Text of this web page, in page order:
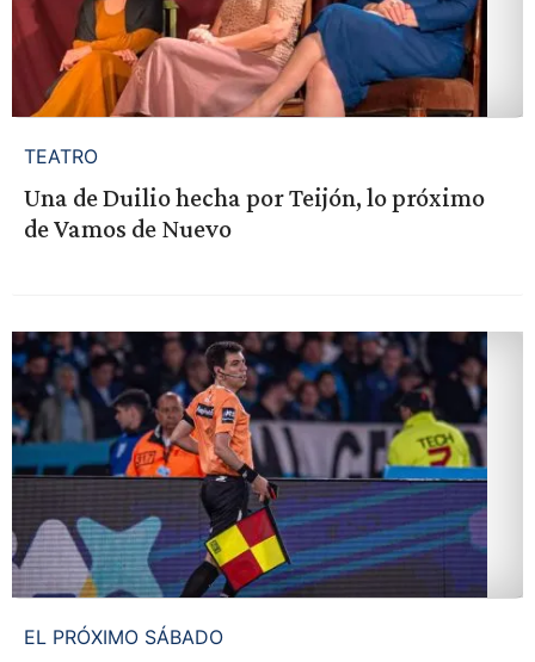
TEATRO
Una de Duilio hecha por Teijón, lo próximo
de Vamos de Nuevo
EL PRÓXIMO SÁBADO